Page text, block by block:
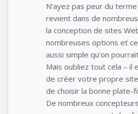
N’ayez pas peur du
revient dans de
la conception de sites
nombreuses options et
aussi simple qu’on
Mais oubliez tout cela – il
de créer votre propre
de choisir la bonne plate-
De nombreux